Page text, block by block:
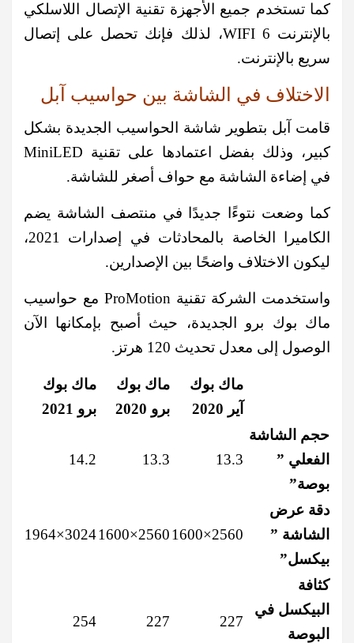
كما تستخدم جميع الأجهزة تقنية الإتصال اللاسلكي
بالإنترنت WIFI 6، لذلك فإنك تحصل على إتصال
سريع بالإنترنت.
الاختلاف في الشاشة بين حواسيب آبل
قامت آبل بتطوير شاشة الحواسيب الجديدة بشكل
كبير، وذلك بفضل اعتمادها على تقنية MiniLED
في إضاءة الشاشة مع حواف أصغر للشاشة.
كما وضعت نتوءًا جديدًا في منتصف الشاشة يضم
الكاميرا الخاصة بالمحادثات في إصدارات 2021،
ليكون الاختلاف واضحًا بين الإصدارين.
واستخدمت الشركة تقنية ProMotion مع حواسيب
ماك بوك برو الجديدة، حيث أصبح بإمكانها الآن
الوصول إلى معدل تحديث 120 هرتز.
ماك بوك
آير 2020
ماك بوك
برو 2020
ماك بوك
برو 2021
حجم الشاشة
الفعلي ”
بوصة”
13.3
13.3
14.2
دقة عرض
الشاشة ”
بيكسل”
2560×1600
2560×1600
3024×1964
كثافة
البيكسل في
البوصة
227
227
254